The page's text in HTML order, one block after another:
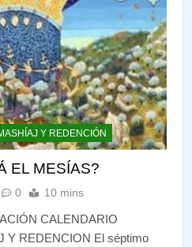
Y REDENCIÓN
EL MESÍAS?
0 10 mins
CALENDARIO
Y REDENCION El séptimo